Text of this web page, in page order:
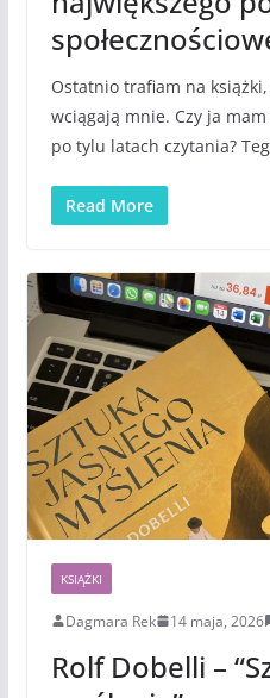
Ostatnio trafiam na
wciągają mnie. Czy ja
po tylu latach czytania?
Read More
KSIĄŻKI
Dagmara Rek 14 maja, 2026
Rolf Dobelli –